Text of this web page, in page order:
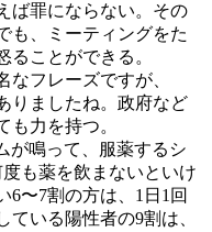
ば罪にならない。その
も、ミーティングをた
ることができる。
なフレーズですが、
りましたね。政府など
も力を持つ。
が鳴って、服薬するシ
も薬を飲まないといけ
6〜7割の方は、1日1回
いる陽性者の9割は、